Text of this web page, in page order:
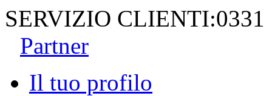
SERVIZIO CLIENTI:0331
Partner
Il tuo profilo